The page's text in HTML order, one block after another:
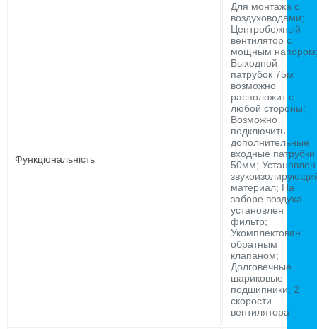
Функціональність
Для монтажа с
воздуховодами;
Центробежный
вентилятор с
мощным
Выходной
патрубок 75м
возможно
расположит с
любой стороны;
Возможно
подключить
дополнительные
входные патрубки
50мм; Установлен
материал; На
заборе воздуха
установлен
фильтр;
Укомплектован
обратным
клапаном;
Долговечные
шариковые
подшипники; 2
скорости
вентилятора